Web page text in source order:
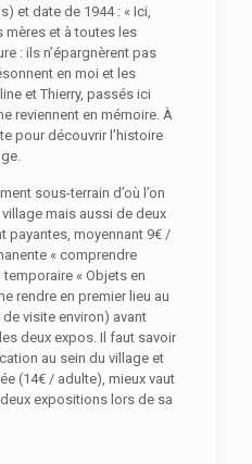
et date de 1944 : « Ici,
mères et à toutes les
: ils n’épargnèrent pas
en moi et les
et Thierry, passés ici
reviennent en mémoire. À
pour découvrir l’histoire
sous-terrain d’où l’on
mais aussi de deux
payantes, moyennant 9€ /
« comprendre
« Objets en
rendre en premier lieu au
visite environ) avant
deux expos. Il faut savoir
au sein du village et
(14€ / adulte), mieux vaut
expositions lors de sa